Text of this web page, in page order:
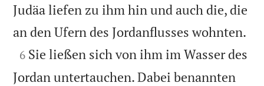
Judäa liefen zu ihm hin und auch die, die
an den Ufern des Jordanflusses wohnten.

6 Sie ließen sich von ihm im Wasser des
Jordan untertauchen. Dabei benannten